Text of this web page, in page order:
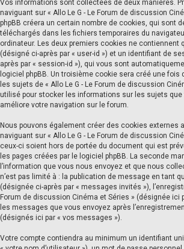
Vos informations sont collectées de deux manières.
naviguant sur « Allo Le G - Le Forum de discussion
phpBB créera un certain nombre de cookies, qui sont
téléchargés dans les fichiers temporaires du
ordinateur. Les deux premiers cookies ne contiennent
(désigné ci-après par « user-id ») et un identifiant de
après par « session-id »), qui vous sont
logiciel phpBB. Un troisième cookie sera créé une fois
les sujets de « Allo Le G - Le Forum de discussion
utilisé pour stocker les informations sur les sujets que
améliore votre navigation sur le forum.
Nous pouvons également créer des cookies externes
naviguant sur « Allo Le G - Le Forum de discussion
ceux-ci soient hors de portée du document qui est
les pages créées par le logiciel phpBB. La seconde
l’information que vous nous envoyez et que nous
n’est pas limité à : la publication de message en tant
(désignée ci-après par « messages invités »),
Forum de discussion Cinéma et Séries » (désignée ici
les messages que vous envoyez après
(désignés ici par « vos messages »).
Votre compte contiendra au minimum un identifiant